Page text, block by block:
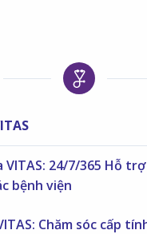
VITAS: 24/7/365 Hỗ
bệnh viện
Chăm sóc cấp